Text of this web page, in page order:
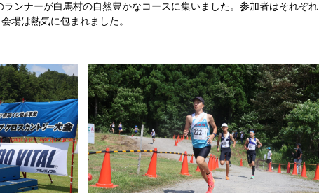
ンナーが白馬村の自然豊かなコースに集いました。参加者はそれぞれ
場は熱気に包まれました。